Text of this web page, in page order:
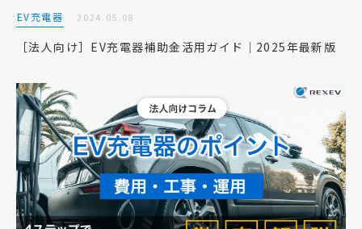
EV充電器 2024.05.08
［法人向け］EV充電器補助金活用ガイド｜2025年最新版